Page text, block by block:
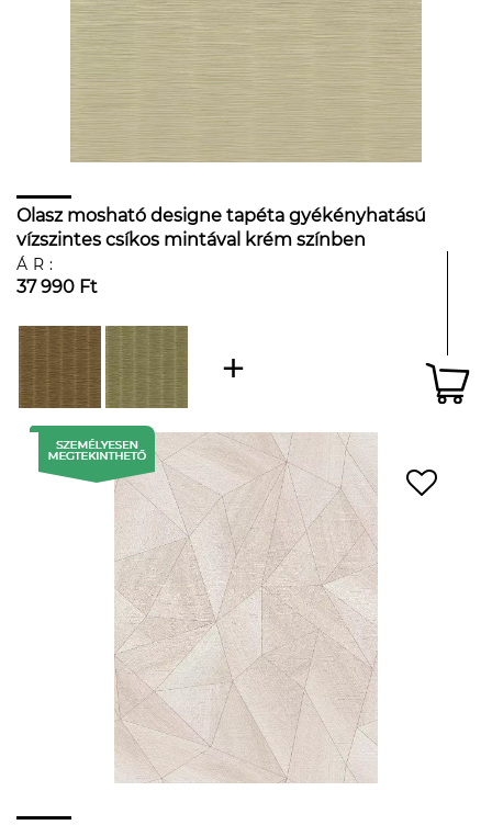
Olasz mosható designe tapéta gyékényhatású
vízszintes csíkos mintával krém színben
ÁR:
37 990 Ft